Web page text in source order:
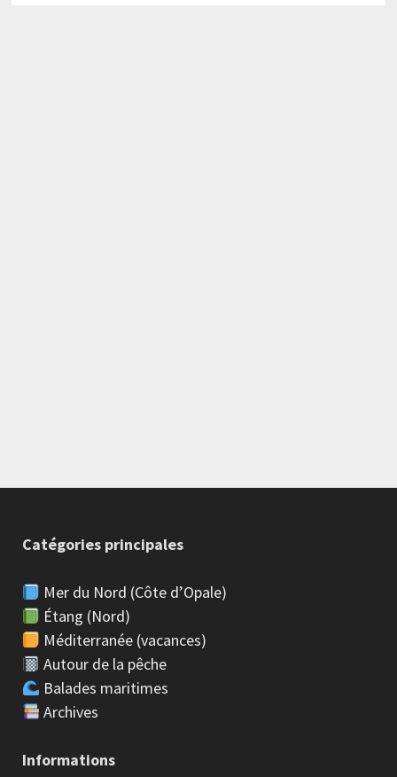
Catégories principales
Mer du Nord (Côte d’Opale)
Étang (Nord)
Méditerranée (vacances)
Autour de la pêche
Balades maritimes
Archives
Informations